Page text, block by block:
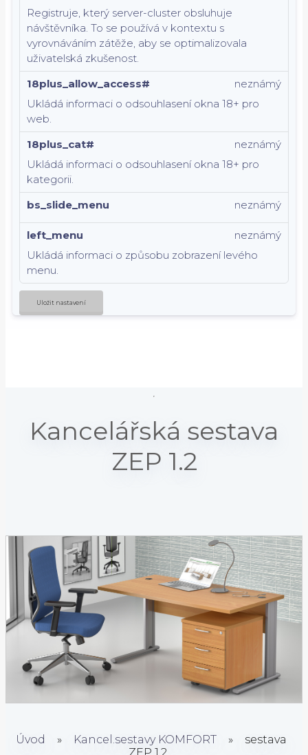
Registruje, který server-cluster obsluhuje
návštěvníka. To se používá v kontextu s
vyrovnáváním zátěže, aby se optimalizovala
uživatelská zkušenost.
18plus_allow_access#
Ukládá informaci o odsouhlasení okna 18+ pro
web.
neznámý
18plus_cat#
Ukládá informaci o odsouhlasení okna 18+ pro
kategorii.
neznámý
bs_slide_menu neznámý
left_menu
Ukládá informaci o způsobu zobrazení levého
menu.
neznámý
Uložit nastavení
Úvod » Kancel.sestavy KOMFORT »
sestava
Kancelářská sestava
ZEP 1.2